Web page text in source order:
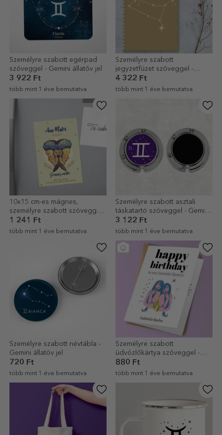
Személyre szabott egérpad
szöveggel - Gemini állatöv jel
3 922 Ft
több mint 1 éve bemutatva
Személyre szabott
jegyzetfüzet szöveggel -
Gemini
4 322 Ft
több mint 1 éve bemutatva
10x15 cm-es mágnes,
személyre szabott szöveggel -
Ikrek csillagjegy
1 241 Ft
több mint 1 éve bemutatva
Személyre szabott asztali
táskatartó szöveggel - Gemini
állatöv jel
3 122 Ft
több mint 1 éve bemutatva
Személyre szabott névtábla -
Gemini állatöv jel
720 Ft
több mint 1 éve bemutatva
Személyre szabott
üdvözlőkártya szöveggel -
Gemini
880 Ft
több mint 1 éve bemutatva